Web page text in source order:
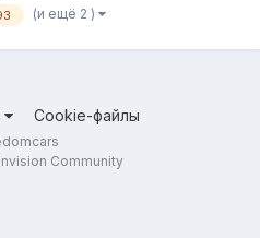
(и ещё 2 )
Cookie-файлы
Community